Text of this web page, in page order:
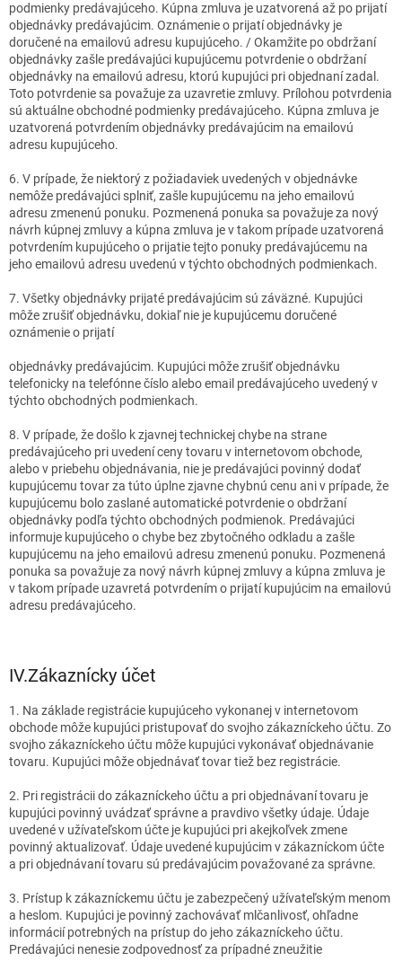
podmienky predávajúceho. Kúpna zmluva je uzatvorená až po prijatí
objednávky predávajúcim. Oznámenie o prijatí objednávky je
doručené na emailovú adresu kupujúceho. / Okamžite po obdržaní
objednávky zašle predávajúci kupujúcemu potvrdenie o obdržaní
objednávky na emailovú adresu, ktorú kupujúci pri objednaní zadal.
Toto potvrdenie sa považuje za uzavretie zmluvy. Prílohou potvrdenia
sú aktuálne obchodné podmienky predávajúceho. Kúpna zmluva je
uzatvorená potvrdením objednávky predávajúcim na emailovú
adresu kupujúceho.
6. V prípade, že niektorý z požiadaviek uvedených v objednávke
nemôže predávajúci splniť, zašle kupujúcemu na jeho emailovú
adresu zmenenú ponuku. Pozmenená ponuka sa považuje za nový
návrh kúpnej zmluvy a kúpna zmluva je v takom prípade uzatvorená
potvrdením kupujúceho o prijatie tejto ponuky predávajúcemu na
jeho emailovú adresu uvedenú v týchto obchodných podmienkach.
7. Všetky objednávky prijaté predávajúcim sú záväzné. Kupujúci
môže zrušiť objednávku, dokiaľ nie je kupujúcemu doručené
oznámenie o prijatí
objednávky predávajúcim. Kupujúci môže zrušiť objednávku
telefonicky na telefónne číslo alebo email predávajúceho uvedený v
týchto obchodných podmienkach.
8. V prípade, že došlo k zjavnej technickej chybe na strane
predávajúceho pri uvedení ceny tovaru v internetovom obchode,
alebo v priebehu objednávania, nie je predávajúci povinný dodať
kupujúcemu tovar za túto úplne zjavne chybnú cenu ani v prípade, že
kupujúcemu bolo zaslané automatické potvrdenie o obdržaní
objednávky podľa týchto obchodných podmienok. Predávajúci
informuje kupujúceho o chybe bez zbytočného odkladu a zašle
kupujúcemu na jeho emailovú adresu zmenenú ponuku. Pozmenená
ponuka sa považuje za nový návrh kúpnej zmluvy a kúpna zmluva je
v takom prípade uzavretá potvrdením o prijatí kupujúcim na emailovú
adresu predávajúceho.
IV.Zákaznícky účet
1. Na základe registrácie kupujúceho vykonanej v internetovom
obchode môže kupujúci pristupovať do svojho zákazníckeho účtu. Zo
svojho zákazníckeho účtu môže kupujúci vykonávať objednávanie
tovaru. Kupujúci môže objednávať tovar tiež bez registrácie.
2. Pri registrácii do zákazníckeho účtu a pri objednávaní tovaru je
kupujúci povinný uvádzať správne a pravdivo všetky údaje. Údaje
uvedené v užívateľskom účte je kupujúci pri akejkoľvek zmene
povinný aktualizovať. Údaje uvedené kupujúcim v zákazníckom účte
a pri objednávaní tovaru sú predávajúcim považované za správne.
3. Prístup k zákazníckemu účtu je zabezpečený užívateľským menom
a heslom. Kupujúci je povinný zachovávať mlčanlivosť, ohľadne
informácií potrebných na prístup do jeho zákazníckeho účtu.
Predávajúci nenesie zodpovednosť za prípadné zneužitie